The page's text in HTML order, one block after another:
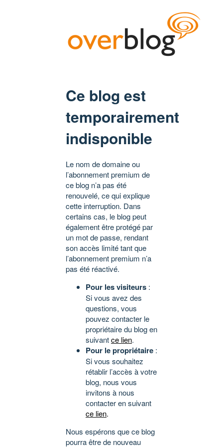
Ce blog est
temporairement
indisponible
Le nom de domaine ou
l’abonnement premium de
ce blog n’a pas été
renouvelé, ce qui explique
cette interruption. Dans
certains cas, le blog peut
également être protégé par
un mot de passe, rendant
son accès limité tant que
l’abonnement premium n’a
pas été réactivé.
Pour les visiteurs :
Si vous avez des
questions, vous
pouvez contacter le
propriétaire du blog en
suivantce lien.
Pour le propriétaire :
Si vous souhaitez
rétablir l’accès à votre
blog, nous vous
invitons à nous
contacter en suivant
ce lien.
Nous espérons que ce blog
pourra être de nouveau